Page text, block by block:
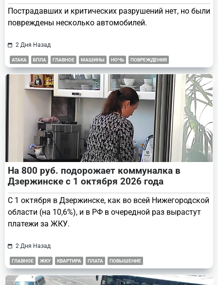
Пострадавших и критических разрушений нет, но были
повреждены несколько автомобилей.
2 Дня Назад
АТАКА БПЛА ГЛАВНОЕ МАШИНЫ НОЧЬ ПОВРЕЖДЕНИЯ
На 800 руб. подорожает коммуналка в
Дзержинске с 1 октября 2026 года
С 1 октября в Дзержинске, как во всей Нижегородской
области (на 10,6%), и в РФ в очередной раз вырастут
платежи за ЖКУ.
2 Дня Назад
ГЛАВНОЕ ЖКУ КВАРТИРА ПЛАТА ПОВЫШЕНИЕ